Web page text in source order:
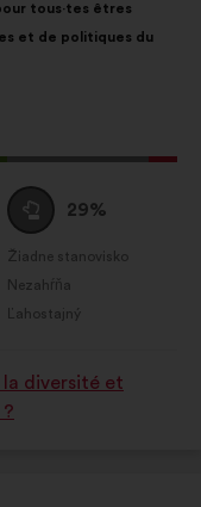
tous·tes êtres
et de politiques du
Neutrálny
hlas
:
29%
Žiadne stanovisko
:krát
Nezahŕňa
:krát
Ľahostajný
:krát
diversité et